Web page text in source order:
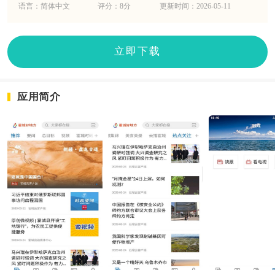
语言：简体中文 评分：8分 更新时间：2026-05-11
立即下载
应用简介